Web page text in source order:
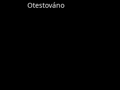
Otestováno